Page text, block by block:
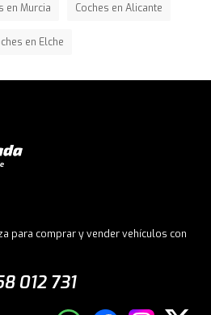
en Murcia Coches en Alicante
en Elche
para comprar y vender vehículos con
012 731